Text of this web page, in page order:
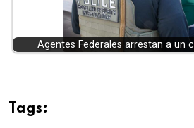
Agentes Federales arrestan a un
Tags: